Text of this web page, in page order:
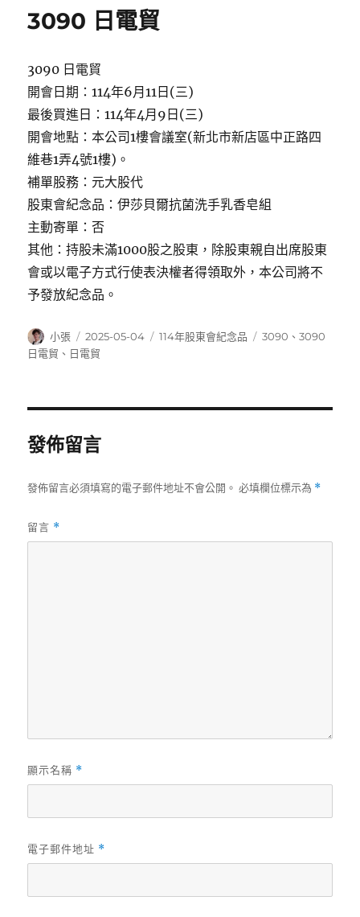
3090 日電貿
3090 日電貿
開會日期：114年6月11日(三)
最後買進日：114年4月9日(三)
開會地點：本公司1樓會議室(新北市新店區中正路四
維巷1弄4號1樓)。
補單股務：元大股代
股東會紀念品：伊莎貝爾抗菌洗手乳香皂組
主動寄單：否
其他：持股未滿1000股之股東，除股東親自出席股東
會或以電子方式行使表決權者得領取外，本公司將不
予發放紀念品。
作
者
小張
發
佈
2025-05-04
分
114年股東會紀念品
標
3090 、3090
日電貿 、 日電貿
發佈留言
發佈留言必須填寫的電子郵件地址不會公開。 必填欄位標示為 *
留言 *
顯示名稱 *
電子郵件地址 *